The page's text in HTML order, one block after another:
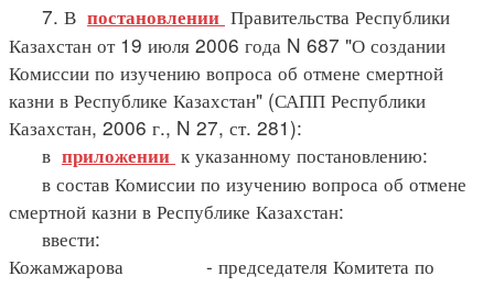
7. В постановлении Правительства Республики
Казахстан от 19 июля 2006 года N 687 "О создании
Комиссии по изучению вопроса об отмене смертной
казни в Республике Казахстан" (САПП Республики
Казахстан, 2006 г., N 27, ст. 281):
в приложении к указанному постановлению:
в состав Комиссии по изучению вопроса об отмене
смертной казни в Республике Казахстан:
ввести:
Кожамжарова - председателя Комитета по